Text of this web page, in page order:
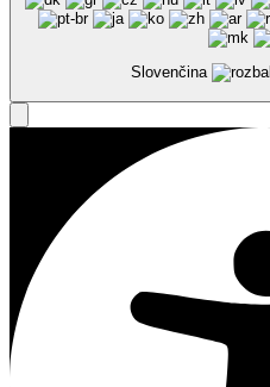
Slovenčina